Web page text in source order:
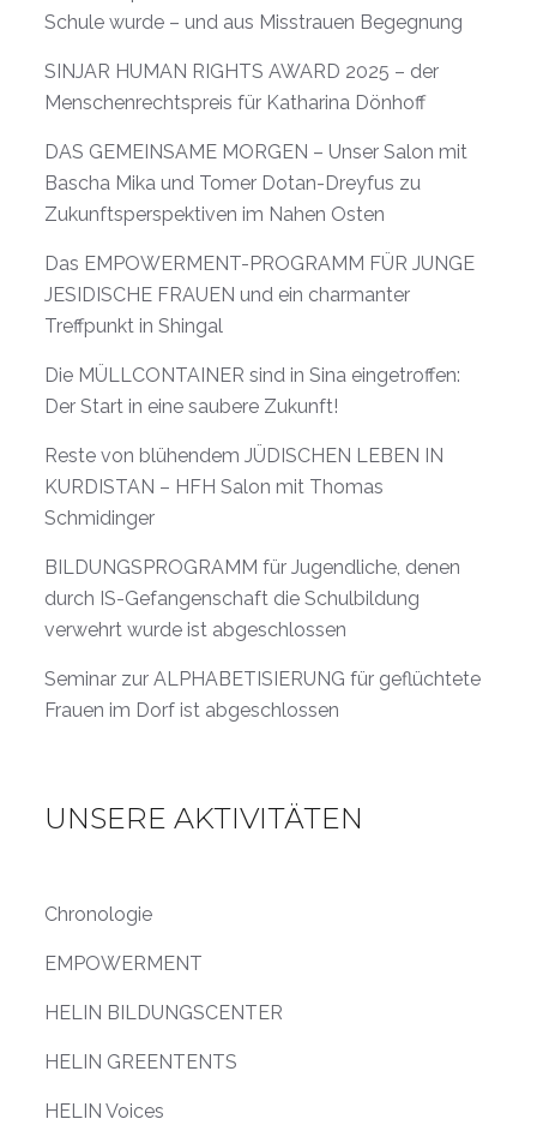
Schule wurde – und aus Misstrauen Begegnung
SINJAR HUMAN RIGHTS AWARD 2025 – der
Menschenrechtspreis für Katharina Dönhoff
DAS GEMEINSAME MORGEN – Unser Salon mit
Bascha Mika und Tomer Dotan-Dreyfus zu
Zukunftsperspektiven im Nahen Osten
Das EMPOWERMENT-PROGRAMM FÜR JUNGE
JESIDISCHE FRAUEN und ein charmanter
Treffpunkt in Shingal
Die MÜLLCONTAINER sind in Sina eingetroffen:
Der Start in eine saubere Zukunft!
Reste von blühendem JÜDISCHEN LEBEN IN
KURDISTAN – HFH Salon mit Thomas
Schmidinger
BILDUNGSPROGRAMM für Jugendliche, denen
durch IS-Gefangenschaft die Schulbildung
verwehrt wurde ist abgeschlossen
Seminar zur ALPHABETISIERUNG für geflüchtete
Frauen im Dorf ist abgeschlossen
UNSERE AKTIVITÄTEN
Chronologie
EMPOWERMENT
HELIN BILDUNGSCENTER
HELIN GREENTENTS
HELIN Voices